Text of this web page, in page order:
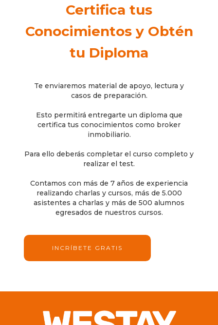
Certifica tus
Conocimientos y Obtén
tu Diploma
Te enviaremos material de apoyo, lectura y
casos de preparación.
Esto permitirá entregarte un diploma que
certifica tus conocimientos como broker
inmobiliario.
Para ello deberás completar el curso completo y
realizar el test.
Contamos con más de 7 años de experiencia
realizando charlas y cursos, más de 5.000
asistentes a charlas y más de 500 alumnos
egresados de nuestros cursos.
INCRÍBETE GRATIS